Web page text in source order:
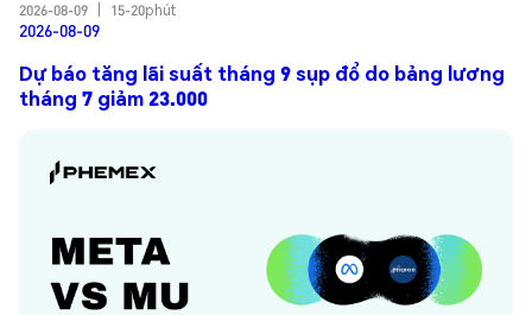
2026-08-09
15-20phút
2026-08-09
Dự báo tăng lãi suất tháng 9 sụp đổ do bảng lương
tháng 7 giảm 23.000